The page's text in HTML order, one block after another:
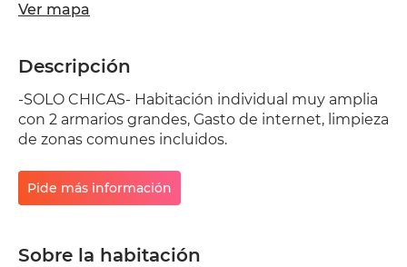
Ver mapa
Descripción
-SOLO CHICAS- Habitación individual muy amplia
con 2 armarios grandes, Gasto de internet, limpieza
de zonas comunes incluidos.
Pide más información
Sobre la habitación